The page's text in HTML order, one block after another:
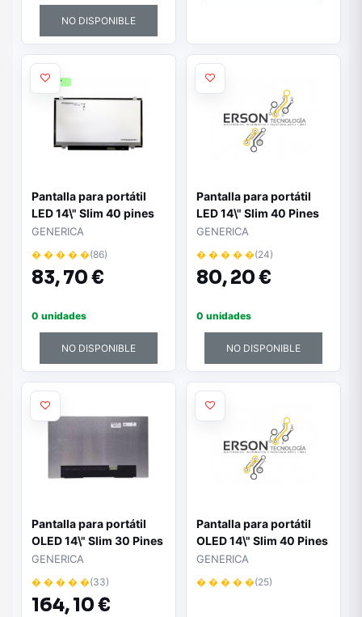
NO DISPONIBLE
Pantalla para portátil
LED 14\" Slim 40 pines
1600x900 Mate
GENERICA
� � � � �(86)
83,70 €
0 unidades
NO DISPONIBLE
Pantalla para portátil
LED 14\" Slim 40 Pines
EDP Full HD Sin
Brackets Táctil
GENERICA
� � � � �(24)
80,20 €
0 unidades
NO DISPONIBLE
Pantalla para portátil
OLED 14\" Slim 30 Pines
Full HD+ Sin Brackets
GENERICA
� � � � �(33)
164,10 €
Pantalla para portátil
OLED 14\" Slim 40 Pines
EDP 3K 90Hz
GENERICA
� � � � �(25)